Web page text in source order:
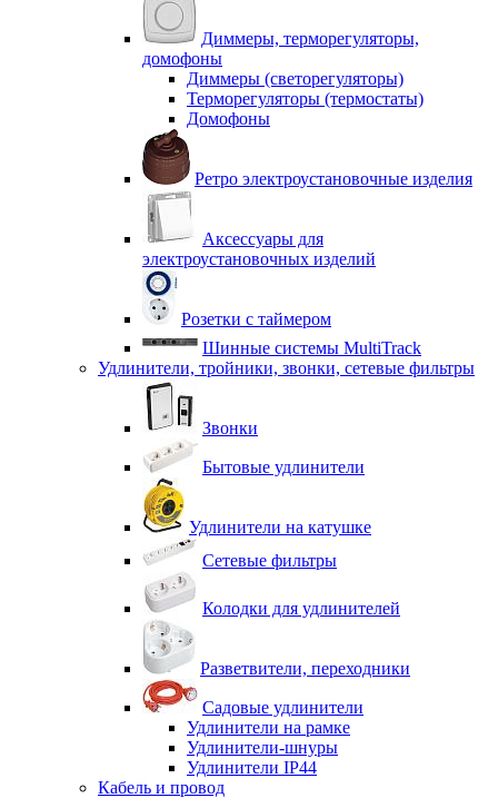
Диммеры, терморегуляторы,
домофоны
Диммеры (светорегуляторы)
Терморегуляторы (термостаты)
Домофоны
Ретро электроустановочные изделия
Аксессуары для
электроустановочных изделий
Розетки с таймером
Шинные системы MultiTrack
Удлинители, тройники, звонки, сетевые фильтры
Звонки
Бытовые удлинители
Удлинители на катушке
Сетевые фильтры
Колодки для удлинителей
Разветвители, переходники
Садовые удлинители
Удлинители на рамке
Удлинители-шнуры
Удлинители IP44
Кабель и провод